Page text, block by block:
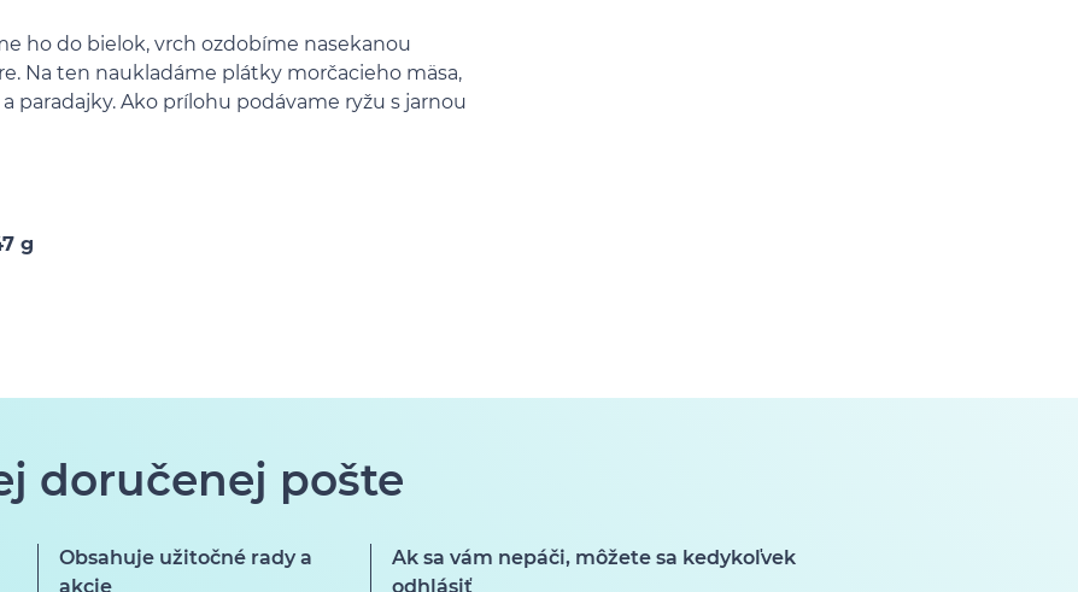
ho do bielok, vrch ozdobíme nasekanou
Na ten naukladáme plátky morčacieho mäsa,
paradajky. Ako prílohu podávame ryžu s jarnou
g
doručenej pošte
Obsahuje užitočné rady a
akcie
Ak sa vám nepáči, môžete sa kedykoľvek
odhlásiť